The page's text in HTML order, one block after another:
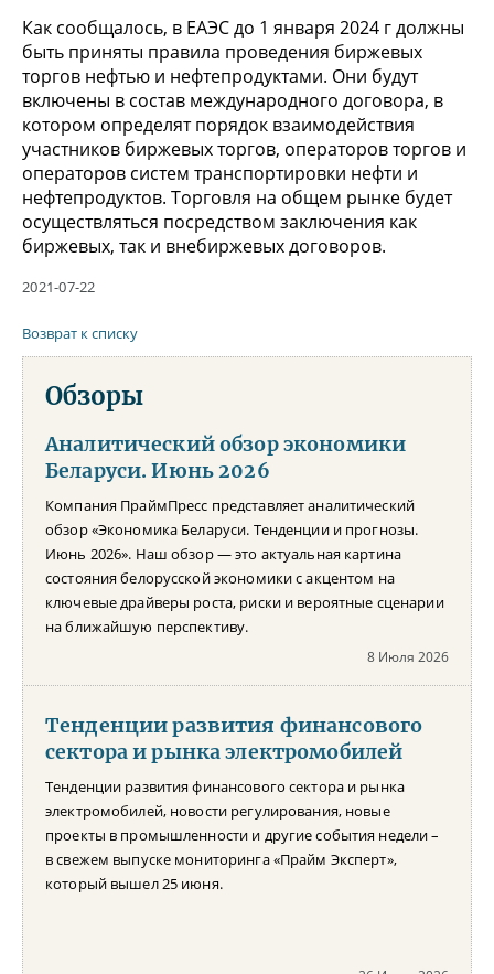
Как сообщалось, в ЕАЭС до 1 января 2024 г должны
быть приняты правила проведения биржевых
торгов нефтью и нефтепродуктами. Они будут
включены в состав международного договора, в
котором определят порядок взаимодействия
участников биржевых торгов, операторов торгов и
операторов систем транспортировки нефти и
нефтепродуктов. Торговля на общем рынке будет
осуществляться посредством заключения как
биржевых, так и внебиржевых договоров.
2021-07-22
Возврат к списку
Обзоры
Аналитический обзор экономики
Беларуси. Июнь 2026
Компания ПраймПресс представляет аналитический
обзор «Экономика Беларуси. Тенденции и прогнозы.
Июнь 2026». Наш обзор — это актуальная картина
состояния белорусской экономики с акцентом на
ключевые драйверы роста, риски и вероятные сценарии
на ближайшую перспективу.
8 Июля 2026
Тенденции развития финансового
сектора и рынка электромобилей
Тенденции развития финансового сектора и рынка
электромобилей, новости регулирования, новые
проекты в промышленности и другие события недели –
в свежем выпуске мониторинга «Прайм Эксперт»,
который вышел 25 июня.